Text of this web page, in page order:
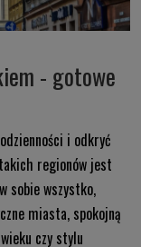
- gotowe
i odkryć
regionów jest
sobie wszystko,
miasta, spokojną
czy stylu